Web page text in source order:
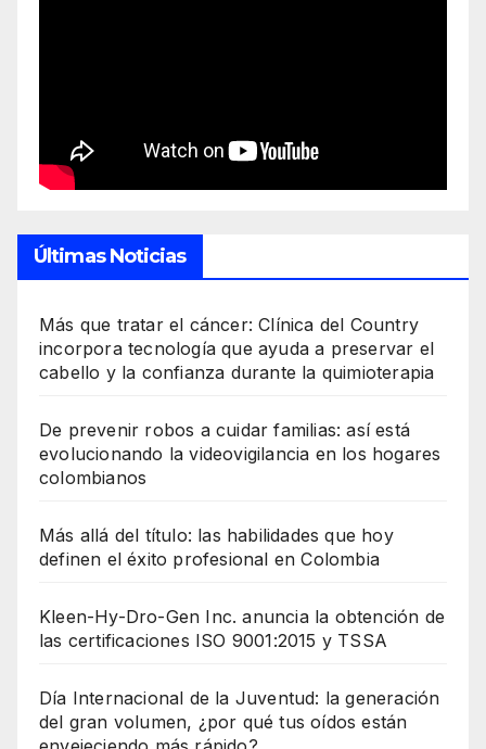
Últimas Noticias
Más que tratar el cáncer: Clínica del Country
incorpora tecnología que ayuda a preservar el
cabello y la confianza durante la quimioterapia
De prevenir robos a cuidar familias: así está
evolucionando la videovigilancia en los hogares
colombianos
Más allá del título: las habilidades que hoy
definen el éxito profesional en Colombia
Kleen-Hy-Dro-Gen Inc. anuncia la obtención de
las certificaciones ISO 9001:2015 y TSSA
Día Internacional de la Juventud: la generación
del gran volumen, ¿por qué tus oídos están